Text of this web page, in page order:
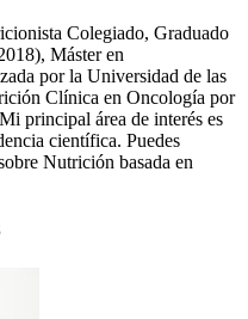
Colegiado, Graduado
Máster en
por la Universidad de las
Clínica en Oncología por
principal área de interés es
científica. Puedes
Nutrición basada en